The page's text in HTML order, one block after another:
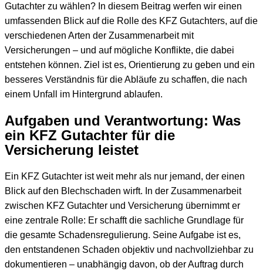
Gutachter zu wählen? In diesem Beitrag werfen wir einen
umfassenden Blick auf die Rolle des KFZ Gutachters, auf die
verschiedenen Arten der Zusammenarbeit mit
Versicherungen – und auf mögliche Konflikte, die dabei
entstehen können. Ziel ist es, Orientierung zu geben und ein
besseres Verständnis für die Abläufe zu schaffen, die nach
einem Unfall im Hintergrund ablaufen.
Aufgaben und Verantwortung: Was
ein KFZ Gutachter für die
Versicherung leistet
Ein KFZ Gutachter ist weit mehr als nur jemand, der einen
Blick auf den Blechschaden wirft. In der Zusammenarbeit
zwischen KFZ Gutachter und Versicherung übernimmt er
eine zentrale Rolle: Er schafft die sachliche Grundlage für
die gesamte Schadensregulierung. Seine Aufgabe ist es,
den entstandenen Schaden objektiv und nachvollziehbar zu
dokumentieren – unabhängig davon, ob der Auftrag durch